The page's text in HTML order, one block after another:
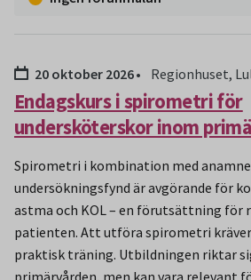
Endagskurs i spirometri för
undersköterskor inom
Datum:20 oktober 2026 Regionhuset,
Spirometri i kombination med
undersökningsfynd är avgörande för
astma och KOL – en förutsättning för
patienten. Att utföra spirometri kräver
praktisk träning. Utbildningen riktar